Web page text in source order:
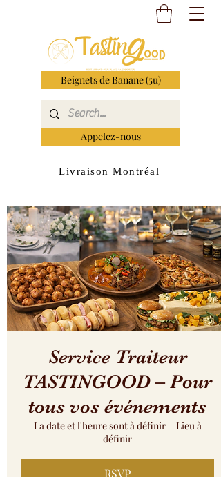
Beignets de Banane (5u)
Appelez-nous
Livraison Montréal
Service Traiteur
TASTINGOOD – Pour
tous vos événements
La date et l'heure sont à définir
  |
Lieu à
définir
RSVP